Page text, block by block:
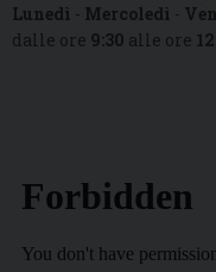
Lunedì - Mercoledì -
dalle ore 9:30 alle ore